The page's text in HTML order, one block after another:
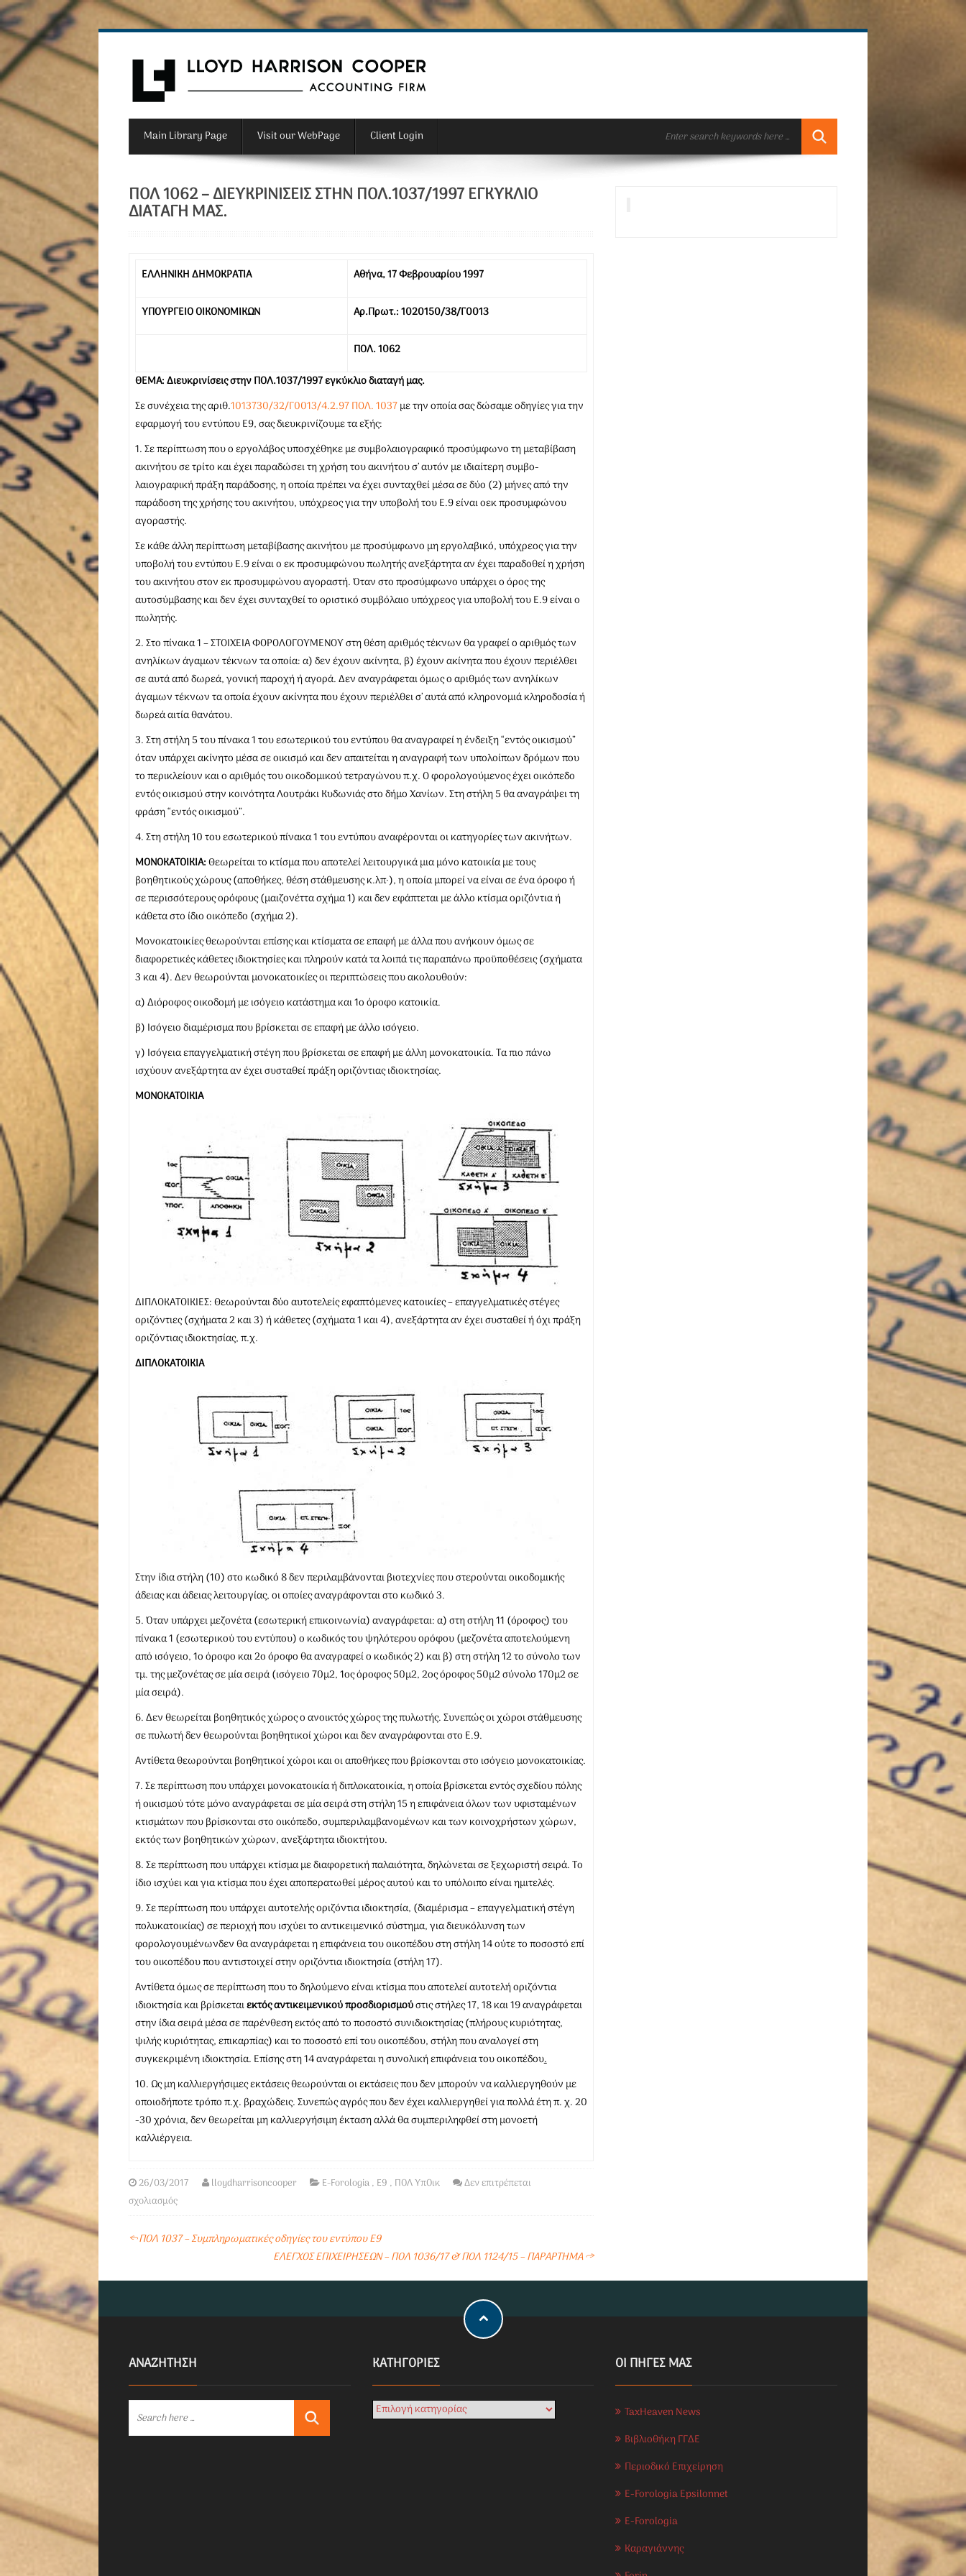
Main Library Page Visit our WebPage Client Login
ΠΟΛ 1062 – ΔΙΕΥΚΡΙΝΊΣΕΙΣ ΣΤΗΝ ΠΟΛ.1037/1997 ΕΓΚΎΚΛΙΟ
ΔΙΑΤΑΓΉ ΜΑΣ.
ΕΛΛΗΝΙΚΗ ΔΗΜΟΚΡΑΤΙΑ Αθήνα, 17 Φεβρουαρίου 1997
ΥΠΟΥΡΓΕΙΟ ΟΙΚΟΝΟΜΙΚΩΝ Αρ.Πρωτ.: 1020150/38/Γ0013
ΠΟΛ. 1062
ΘΕΜΑ:Διευκρινίσεις στην ΠΟΛ.1037/1997 εγκύκλιο διαταγή μας.
Σε συνέχεια της αριθ.1013730/32/Γ0013/4.2.97 ΠΟΛ. 1037με την οποία σας δώσαμε οδηγίες για την
εφαρμογή του εντύπου Ε9, σας διευκρινίζουμε τα εξής:
1. Σε περίπτωση που ο εργολάβος υποσχέθηκε με συμβολαιογραφικό προσύμφωνο τη μεταβίβαση
ακινήτου σε τρίτο και έχει παραδώσει τη χρήση του ακινήτου σ’ αυτόν με ιδιαίτερη συμβο­
λαιογραφική πράξη παράδοσης, η οποία πρέπει να έχει συνταχθεί μέσα σε δύο (2) μήνες από την
παράδοση της χρήσης του ακινήτου, υπόχρεος για την υποβολή του Ε.9 είναι οεκ προσυμφώνου
αγοραστής.
Σε κάθε άλλη περίπτωση μεταβίβασης ακινήτου με προσύμφωνο μη εργολαβικό, υπόχρεος για την
υποβολή του εντύπου Ε.9 είναι ο εκ προσυμφώνου πωλητής ανεξάρτητα αν έχει παραδοθεί η χρήση
του ακινήτου στον εκ προσυμφώνου αγοραστή. Όταν στο προσύμφωνο υπάρχει ο όρος της
αυτοσύμβασης και δεν έχει συνταχθεί το οριστικό συμβόλαιο υπόχρεος για υποβολή του Ε.9 είναι ο
πωλητής.
2. Στο πίνακα 1 – ΣΤΟΙΧΕΙΑ ΦΟΡΟΛΟΓΟΥΜΕΝΟΥ στη θέση αριθμός τέκνων θα γραφεί ο αριθμός των
ανηλίκων άγαμων τέκνων τα οποία: α) δεν έχουν ακίνητα, β) έχουν ακίνητα που έχουν περιέλθει
σε αυτά από δωρεά, γονική παροχή ή αγορά. Δεν αναγράφεται όμως ο αριθμός των ανηλίκων
άγαμων τέκνων τα οποία έχουν ακίνητα που έχουν περιέλθει σ’ αυτά από κληρονομιά κληροδοσία ή
δωρεά αιτία θανάτου.
3. Στη στήλη 5 του πίνακα 1 του εσωτερικού του εντύπου θα αναγραφεί η ένδειξη “εντός οικισμού”
όταν υπάρχει ακίνητο μέσα σε οικισμό και δεν απαιτείται η αναγραφή των υπολοίπων δρόμων που
το περικλείουν και ο αριθμός του οικοδομικού τετραγώνου π.χ. Ο φορολογούμενος έχει οικόπεδο
εντός οικι­σμού στην κοινότητα Λουτράκι Κυδωνιάς στο δήμο Χανίων. Στη στήλη 5 θα αναγράψει τη
φράση “εντός οικισμού”.
4. Στη στήλη 10 του εσωτερικού πίνακα 1 του εντύπου αναφέρονται οι κατηγορίες των ακινήτων.
ΜΟΝΟΚΑΤΟΙΚΙΑ:Θεωρείται το κτίσμα που αποτελεί λειτουργικά μια μόνο κατοικία με τους
βοηθητικούς χώρους (αποθήκες, θέση στάθμευσης κ.λπ·), η οποία μπορεί να είναι σε ένα όροφο ή
σε περισσότερους ορόφους (μαιζονέττα σχήμα 1) και δεν εφάπτεται με άλλο κτίσμα οριζόντια ή
κάθετα στο ίδιο οικόπεδο (σχήμα 2).
Μονοκατοικίες θεωρούνται επίσης και κτίσματα σε επαφή με άλλα που ανήκουν όμως σε
διαφορετικές κάθετες ιδιοκτησίες και πληρούν κατά τα λοιπά τις παραπάνω προϋποθέσεις (σχήματα
3 και 4). Δεν θεωρούνται μονοκατοικίες οι περιπτώσεις που ακολουθούν:
α) Διόροφος οικοδομή με ισόγειο κατάστημα και 1ο όροφο κατοικία.
β) Ισόγειο διαμέρισμα που βρίσκεται σε επαφή με άλλο ισόγειο.
γ) Ισόγεια επαγγελματική στέγη που βρίσκεται σε επαφή με άλλη μονοκατοικία. Τα πιο πάνω
ισχύουν ανεξάρτητα αν έχει συσταθεί πράξη οριζόντιας ιδιοκτησίας.
ΜΟΝΟΚΑΤΟΙΚΙΑ
ΔΙΠΛΟΚΑΤΟΙΚΙΕΣ: Θεωρούνται δύο αυτοτελείς εφαπτόμενες κατοικίες – επαγγελματικές στέγες
οριζόντιες (σχήματα 2 και 3) ή κάθετες (σχήματα 1 και 4), ανεξάρτητα αν έχει συσταθεί ή όχι πράξη
οριζόντιας ιδιοκτησίας, π.χ.
ΔΙΠΛΟΚΑΤΟΙΚΙΑ
Στην ίδια στήλη (10) στο κωδικό 8 δεν περιλαμβάνονται βιοτεχνίες που στερούνται οικοδομικής
άδειας και άδειας λειτουργίας, οι οποίες αναγράφονται στο κωδικό 3.
5. Όταν υπάρχει μεζονέτα (εσωτερική επικοινωνία) αναγράφεται: α) στη στήλη 11 (όροφος) του
πίνακα 1 (εσωτερικού του εντύπου) ο κωδικός του ψηλότερου ορόφου (μεζονέτα αποτελούμενη
από ισόγειο, 1ο όροφο και 2ο όροφο θα αναγραφεί ο κωδικός 2) και β) στη στήλη 12 το σύνολο των
τμ. της μεζονέτας σε μία σειρά (ισόγειο 70μ2, 1ος όροφος 50μ2, 2ος όροφος 50μ2 σύνολο 170μ2 σε
μία σειρά).
6. Δεν θεωρείται βοηθητικός χώρος ο ανοικτός χώρος της πυλωτής. Συνεπώς οι χώροι στάθμευσης
σε πυλωτή δεν θεωρούνται βοηθητικοί χώροι και δεν αναγράφονται στο Ε.9.
Αντίθετα θεωρούνται βοηθητικοί χώροι και οι αποθήκες που βρίσκονται στο ισόγειο μονοκατοικίας.
7. Σε περίπτωση που υπάρχει μονοκατοικία ή διπλοκατοικία, η οποία βρίσκεται εντός σχεδίου πόλης
ή οικισμού τότε μόνο αναγράφεται σε μία σειρά στη στήλη 15 η επιφάνεια όλων των υφισταμένων
κτισμάτων που βρίσκονται στο οικόπεδο, συμπεριλαμβανομένων και των κοινοχρήστων χώρων,
εκτός των βοηθητικών χώρων, ανεξάρτητα ιδιοκτήτου.
8. Σε περίπτωση που υπάρχει κτίσμα με διαφορετική παλαιότητα, δηλώνεται σε ξεχωριστή σειρά. Το
ίδιο ισχύει και για κτίσμα που έχει αποπερατωθεί μέρος αυτού και το υπόλοιπο είναι ημιτελές.
9. Σε περίπτωση που υπάρχει αυτοτελής οριζόντια ιδιοκτησία, (διαμέρισμα – επαγγελματική στέγη
πολυκατοικίας) σε περιοχή που ισχύει το αντικειμενικό σύστημα, για διευκόλυνση των
φορολογουμένωνδεν θα αναγράφεται η επιφάνεια του οικοπέδου στη στήλη 14 ούτε το ποσοστό επί
του οικοπέδου που αντιστοιχεί στην οριζόντια ιδιοκτησία (στήλη 17).
Αντίθετα όμως σε περίπτωση που το δηλούμενο είναι κτίσμα που αποτελεί αυτοτελή οριζόντια
ιδιοκτησία και βρίσκεταιεκτός αντικειμενικού προσδιορισμούστις στήλες 17, 18 και 19 αναγράφεται
στην ίδια σειρά μέσα σε παρένθεση εκτός από το ποσοστό συνιδιοκτησίας (πλήρους κυριότητας,
ψιλής κυριότητας, επικαρπίας) και το ποσοστό επί του οικοπέδου, στήλη που αναλογεί στη
συγκεκριμένη ιδιοκτησία. Επίσης στη 14 αναγράφεται η συνολική επιφάνεια του οικοπέδου.
10. Ως μη καλλιεργήσιμες εκτάσεις θεωρούνται οι εκτάσεις που δεν μπορούν να καλλιεργηθούν με
οποιοδήποτε τρόπο π.χ. βραχώδεις. Συνεπώς αγρός που δεν έχει καλλιεργηθεί για πολλά έτη π. χ. 20
-30 χρόνια, δεν θεωρείται μη καλλιεργήσιμη έκταση αλλά θα συμπεριληφθεί στη μονοετή
καλλιέργεια.
26/03/2017 lloydharrisoncooper E-Forologia, Ε9 , ΠΟΛ ΥπΟικ
Δεν επιτρέπεται
σχολιασμός
←ΠΟΛ 1037 – Συμπληρωματικές οδηγίες του εντύπου Ε9
ΕΛΕΓΧΟΣ ΕΠΙΧΕΙΡΗΣΕΩΝ – ΠΟΛ 1036/17 & ΠΟΛ 1124/15 – ΠΑΡΑΡΤΗΜΑ→
ΑΝΑΖΗΤΗΣΗ KΑΤΗΓΟΡΊΕΣ ΟΙ ΠΗΓΕΣ ΜΑΣ
TaxHeaven News
Βιβλιοθήκη ΓΓΔΕ
Περιοδικό Επιχείρηση
E-Forologia Epsilonnet
E-Forologia
Καραγιάννης